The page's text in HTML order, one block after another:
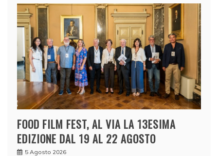
FOOD FILM FEST, AL VIA LA 13ESIMA
EDIZIONE DAL 19 AL 22 AGOSTO
5 Agosto 2026